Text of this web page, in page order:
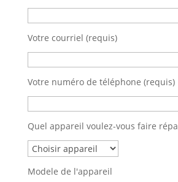
Votre courriel (requis)
Votre numéro de téléphone (requis)
Quel appareil voulez-vous faire
Modele de l'appareil